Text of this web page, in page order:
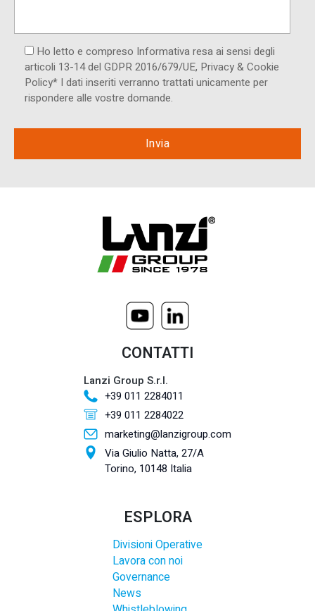
Ho letto e compreso Informativa resa ai ​sensi degli
articoli 13-14 del GDPR 2016/679/UE, Privacy & Cookie
Policy* I dati inseriti verranno trattati unicamente per
rispondere alle vostre domande.
CONTATTI
Lanzi Group S.r.l.
+39 011 2284011
+39 011 2284022
marketing@lanzigroup.com
Via Giulio Natta, 27/A
Torino, 10148 Italia
ESPLORA
Divisioni Operative
Lavora con noi
Governance
News